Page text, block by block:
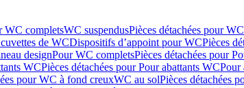
WC completsWC suspendusPièces détachées pour
de WCDispositifs d’appoint pour WCPièces
designPour WC completsPièces détachées pour
WCPièces détachées pour Pour abattants WCPour
pour WC à fond creuxWC au solPièces détachées